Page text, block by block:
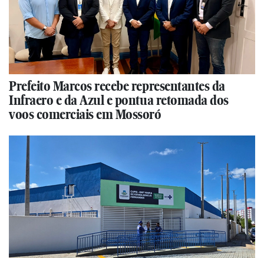
Prefeito Marcos recebe representantes da
Infraero e da Azul e pontua retomada dos
voos comerciais em Mossoró